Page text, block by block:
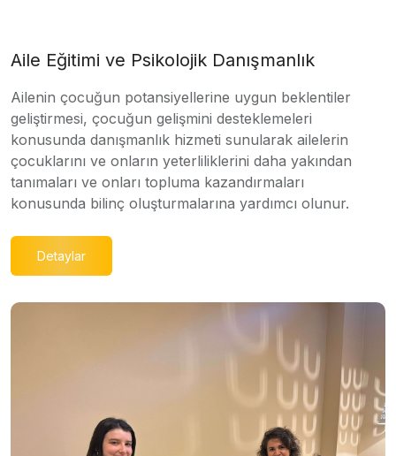
Aile Eğitimi ve Psikolojik Danışmanlık
Ailenin çocuğun potansiyellerine uygun beklentiler
geliştirmesi, çocuğun gelişmini desteklemeleri
konusunda danışmanlık hizmeti sunularak ailelerin
çocuklarını ve onların yeterliliklerini daha yakından
tanımaları ve onları topluma kazandırmaları
konusunda bilinç oluşturmalarına yardımcı olunur.
Detaylar